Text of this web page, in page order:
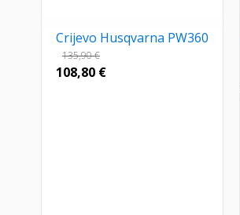
Crijevo Husqvarna PW360
135,90€
108,80 €